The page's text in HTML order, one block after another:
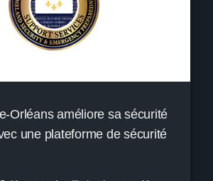
Orléans améliore sa sécurité
une plateforme de sécurité